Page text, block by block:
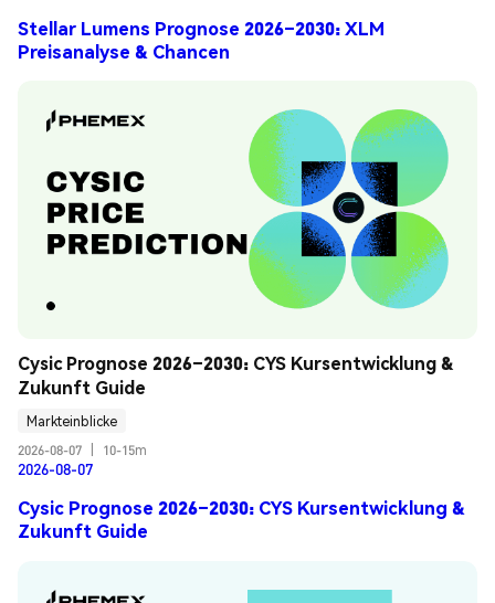
Stellar Lumens Prognose 2026–2030: XLM
Preisanalyse & Chancen
Cysic Prognose 2026–2030: CYS Kursentwicklung &
Zukunft Guide
Markteinblicke
2026-08-07
10-15m
2026-08-07
Cysic Prognose 2026–2030: CYS Kursentwicklung &
Zukunft Guide